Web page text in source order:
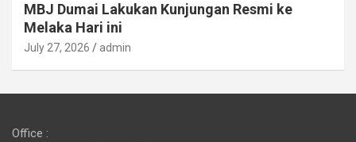
MBJ Dumai Lakukan Kunjungan Resmi ke
Melaka Hari ini
July 27, 2026 admin
Office :